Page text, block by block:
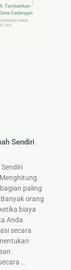
Sendiri
paling
orang
biaya
Anda
secara
…